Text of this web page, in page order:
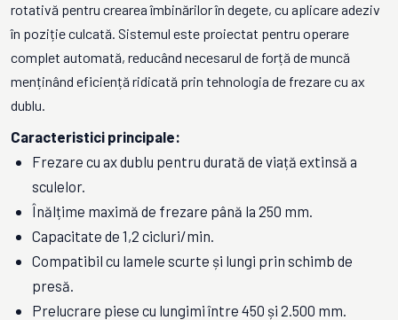
rotativă pentru crearea îmbinărilor în degete, cu aplicare adeziv
în poziție culcată. Sistemul este proiectat pentru operare
complet automată, reducând necesarul de forță de muncă
menținând eficiență ridicată prin tehnologia de frezare cu ax
dublu.
Caracteristici principale:
Frezare cu ax dublu pentru durată de viață extinsă a
sculelor.
Înălțime maximă de frezare până la 250 mm.
Capacitate de 1,2 cicluri/min.
Compatibil cu lamele scurte și lungi prin schimb de
presă.
Prelucrare piese cu lungimi între 450 și 2.500 mm.